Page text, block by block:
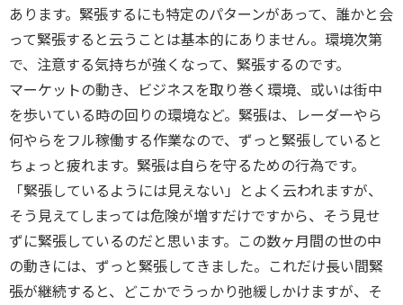
あります。緊張するにも特定のパターンがあって、誰かと会
って緊張すると云うことは基本的にありません。環境次第
で、注意する気持ちが強くなって、緊張するのです。
マーケットの動き、ビジネスを取り巻く環境、或いは街中
を歩いている時の回りの環境など。緊張は、レーダーやら
何やらをフル稼働する作業なので、ずっと緊張していると
ちょっと疲れます。緊張は自らを守るための行為です。
「緊張しているようには見えない」とよく云われますが、
そう見えてしまっては危険が増すだけですから、そう見せ
ずに緊張しているのだと思います。この数ヶ月間の世の中
の動きには、ずっと緊張してきました。これだけ長い間緊
張が継続すると、どこかでうっかり弛緩しかけますが、そ